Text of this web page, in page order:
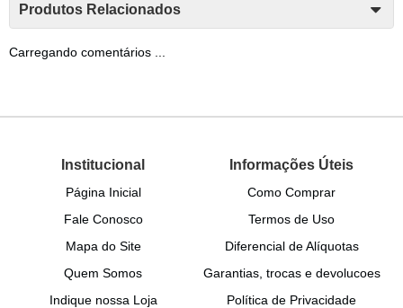
Produtos Relacionados
Carregando comentários ...
Institucional
Página Inicial
Fale Conosco
Mapa do Site
Quem Somos
Indique nossa Loja
Informações Úteis
Como Comprar
Termos de Uso
Diferencial de Alíquotas
Garantias, trocas e devolucoes
Política de Privacidade